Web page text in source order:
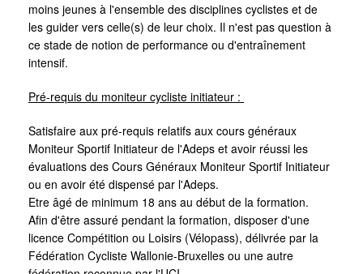
moins jeunes à l'ensemble des disciplines cyclistes et de
les guider vers celle(s) de leur choix. Il n'est pas question à
ce stade de notion de performance ou d'entraînement
intensif.
Pré-requis du moniteur cycliste initiateur :
Satisfaire aux pré-requis relatifs aux cours généraux
Moniteur Sportif Initiateur de l'Adeps et avoir réussi les
évaluations des Cours Généraux Moniteur Sportif Initiateur
ou en avoir été dispensé par l'Adeps.
Etre âgé de minimum 18 ans au début de la formation.
Afin d'être assuré pendant la formation, disposer d'une
licence Compétition ou Loisirs (Vélopass), délivrée par la
Fédération Cycliste Wallonie-Bruxelles ou une autre